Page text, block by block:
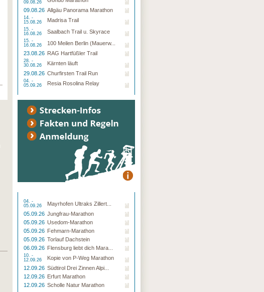
09.08.26
09.08.26 Allgäu Panorama Marathon
14. -
15.08.26
Madrisa Trail
15. -
16.08.26
Saalbach Trail u. Skyrace
15. -
16.08.26
100 Meilen Berlin (Mauerw...
23.08.26 RAG Hartfüßler Trail
28. -
30.08.26
Kärnten läuft
29.08.26 Churfirsten Trail Run
04. -
05.09.26
Resia Rosolina Relay
04. -
05.09.26
Mayrhofen Ultraks Zillert...
05.09.26 Jungfrau-Marathon
05.09.26 Usedom-Marathon
05.09.26 Fehmarn-Marathon
05.09.26 Torlauf Dachstein
06.09.26 Flensburg liebt dich Mara...
10. -
12.09.26
Kopie von P-Weg Marathon
12.09.26 Südtirol Drei Zinnen Alpi...
12.09.26 Erfurt Marathon
12.09.26 Scholle Natur Marathon